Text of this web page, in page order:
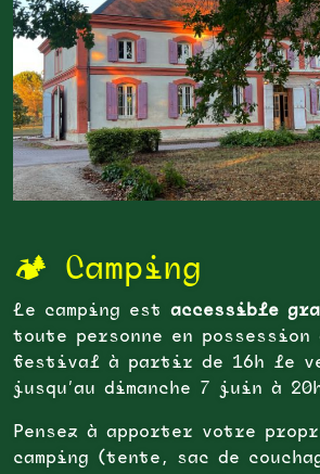
🏕️ Camping
Le camping est accessible
toute personne en
festival à partir de 16h le
jusqu’au dimanche 7 juin à
Pensez à apporter votre
camping (tente, sac de